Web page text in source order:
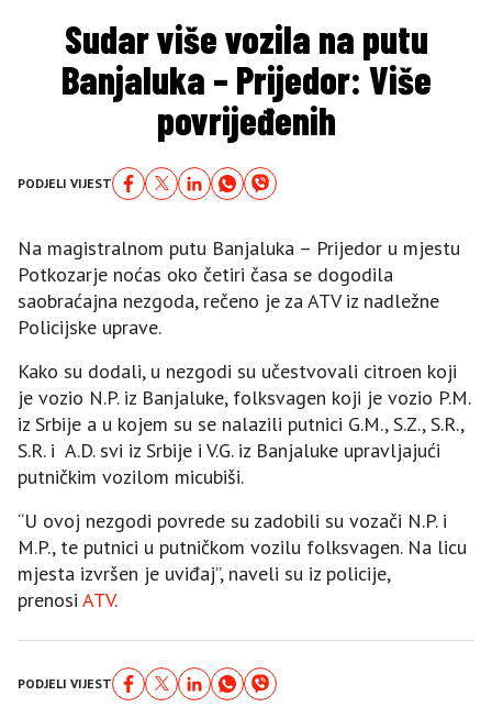
Sudar više vozila na putu
Banjaluka – Prijedor: Više
povrijeđenih
PODJELI VIJEST
Na magistralnom putu Banjaluka – Prijedor u mjestu
Potkozarje noćas oko četiri časa se dogodila
saobraćajna nezgoda, rečeno je za ATV iz nadležne
Policijske uprave.
Kako su dodali, u nezgodi su učestvovali citroen koji
je vozio N.P. iz Banjaluke, folksvagen koji je vozio P.M.
iz Srbije a u kojem su se nalazili putnici G.M., S.Z., S.R.,
S.R. i A.D. svi iz Srbije i V.G. iz Banjaluke upravljajući
putničkim vozilom micubiši.
“U ovoj nezgodi povrede su zadobili su vozači N.P. i
M.P., te putnici u putničkom vozilu folksvagen. Na licu
mjesta izvršen je uviđaj”, naveli su iz policije,
prenosi ATV.
PODJELI VIJEST